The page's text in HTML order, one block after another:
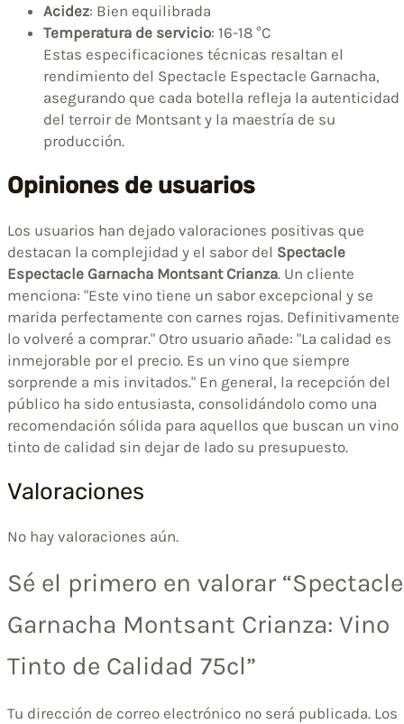
Acidez: Bien equilibrada
Temperatura de servicio: 16-18 °C
Estas especificaciones técnicas resaltan el
rendimiento del Spectacle Espectacle Garnacha,
asegurando que cada botella refleja la autenticidad
del terroir de Montsant y la maestría de su
producción.
Opiniones de usuarios
Los usuarios han dejado valoraciones positivas que
destacan la complejidad y el sabor del Spectacle
Espectacle Garnacha Montsant Crianza. Un cliente
menciona: "Este vino tiene un sabor excepcional y se
marida perfectamente con carnes rojas. Definitivamente
lo volveré a comprar." Otro usuario añade: "La calidad es
inmejorable por el precio. Es un vino que siempre
sorprende a mis invitados." En general, la recepción del
público ha sido entusiasta, consolidándolo como una
recomendación sólida para aquellos que buscan un vino
tinto de calidad sin dejar de lado su presupuesto.
Valoraciones
No hay valoraciones aún.
Sé el primero en valorar “Spectacle
Garnacha Montsant Crianza: Vino
Tinto de Calidad 75cl”
Tu dirección de correo electrónico no será publicada. Los